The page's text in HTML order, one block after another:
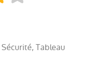
Tableau